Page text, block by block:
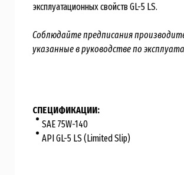
эксплуатационных свойств GL-5 LS.
Соблюдайте предписания
указанные в руководстве по
СПЕЦИФИКАЦИИ:
SAE 75W-140
API GL-5 LS (Limited Slip)